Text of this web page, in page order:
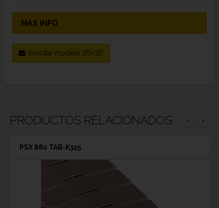
MÁS INFO
Solicitar modelo 2D/3D
PRODUCTOS RELACIONADOS ‹ ›
PSX 880 TAB-K325